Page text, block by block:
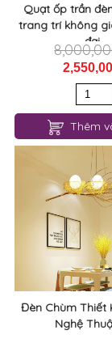
Quạt ốp trần
trang trí không
đại...
Thêm
Đèn Chùm Thiết
Nghệ